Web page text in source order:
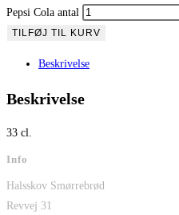
Pepsi Cola antal
TILFØJ TIL KURV
Beskrivelse
Beskrivelse
33 cl.
Info
Halsskov Smørrebrød
Revvej 31